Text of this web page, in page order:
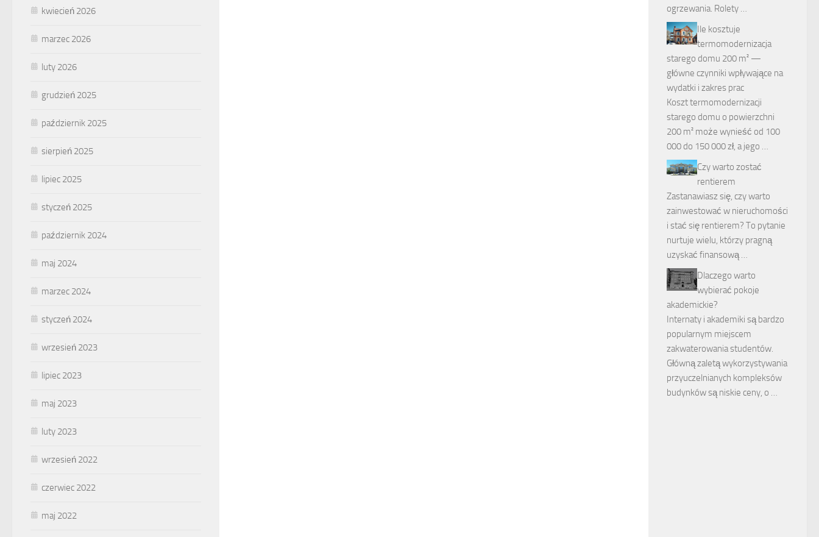
kwiecień 2026
marzec 2026
luty 2026
grudzień 2025
październik 2025
sierpień 2025
lipiec 2025
styczeń 2025
październik 2024
maj 2024
marzec 2024
styczeń 2024
wrzesień 2023
lipiec 2023
maj 2023
luty 2023
wrzesień 2022
czerwiec 2022
maj 2022
ogrzewania. Rolety …
Ile kosztuje
termomodernizacja
starego domu 200 m² —
główne czynniki wpływające na
wydatki i zakres prac
Koszt termomodernizacji
starego domu o powierzchni
200 m² może wynieść od 100
000 do 150 000 zł, a jego …
Czy warto zostać
rentierem
Zastanawiasz się, czy warto
zainwestować w nieruchomości
i stać się rentierem? To pytanie
nurtuje wielu, którzy pragną
uzyskać finansową …
Dlaczego warto
wybierać pokoje
akademickie?
Internaty i akademiki są bardzo
popularnym miejscem
zakwaterowania studentów.
Główną zaletą wykorzystywania
przyuczelnianych kompleksów
budynków są niskie ceny, o …